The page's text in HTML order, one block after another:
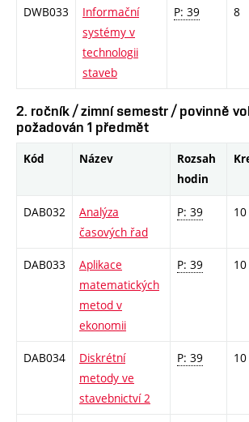
DWB033
Informační
systémy v
technologii
staveb
P: 39 8
2. ročník / zimní semestr / povinně
požadován 1 předmět
Kód Název
Rozsah
hodin
DAB032
Analýza
časových řad
P: 39 10
DAB033
Aplikace
matematických
metod v
ekonomii
P: 39 10
DAB034
Diskrétní
metody ve
stavebnictví 2
P: 39 10